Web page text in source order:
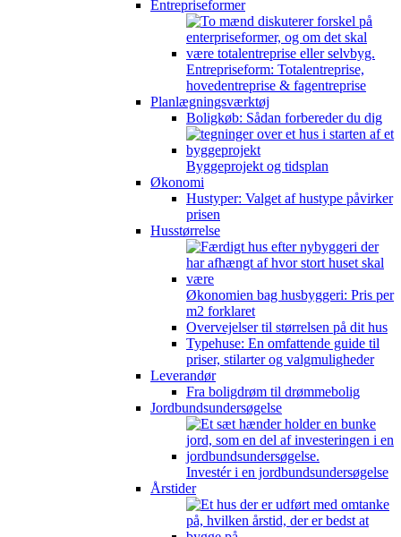
Entrepriseformer
Entrepriseform: Totalentreprise,
hovedentreprise & fagentreprise
Planlægningsværktøj
Boligkøb: Sådan forbereder du dig
Byggeprojekt og tidsplan
Økonomi
Hustyper: Valget af hustype påvirker
prisen
Husstørrelse
Økonomien bag husbyggeri: Pris per
m2 forklaret
Overvejelser til størrelsen på dit hus
Typehuse: En omfattende guide til
priser, stilarter og valgmuligheder
Leverandør
Fra boligdrøm til drømmebolig
Jordbundsundersøgelse
Investér i en jordbundsundersøgelse
Årstider